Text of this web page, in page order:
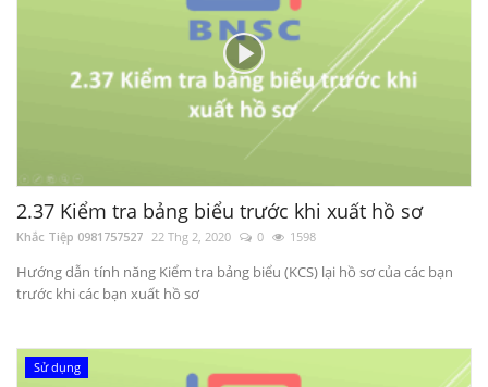
2.37 Kiểm tra bảng biểu trước khi xuất hồ sơ
Khắc Tiệp 0981757527 22 Thg 2, 2020 0 1598
Hướng dẫn tính năng Kiểm tra bảng biểu (KCS) lại hồ sơ của các bạn
trước khi các bạn xuất hồ sơ
Sử dụng